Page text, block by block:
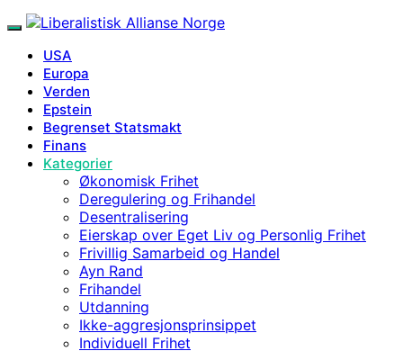
USA
Europa
Verden
Epstein
Begrenset Statsmakt
Finans
Kategorier
Økonomisk Frihet
Deregulering og Frihandel
Desentralisering
Eierskap over Eget Liv og Personlig Frihet
Frivillig Samarbeid og Handel
Ayn Rand
Frihandel
Utdanning
Ikke-aggresjonsprinsippet
Individuell Frihet